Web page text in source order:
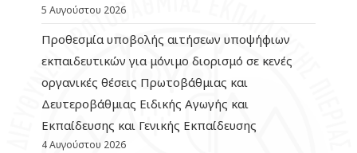
5 Αυγούστου 2026
Προθεσμία υποβολής αιτήσεων υποψήφιων
εκπαιδευτικών για μόνιμο διορισμό σε κενές
οργανικές θέσεις Πρωτοβάθμιας και
Δευτεροβάθμιας Ειδικής Αγωγής και
Εκπαίδευσης και Γενικής Εκπαίδευσης
4 Αυγούστου 2026